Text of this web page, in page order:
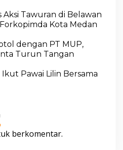
Aksi Tawuran di Belawan
Kota Medan
dengan PT MUP,
Turun Tangan
Pawai Lilin Bersama
berkomentar.